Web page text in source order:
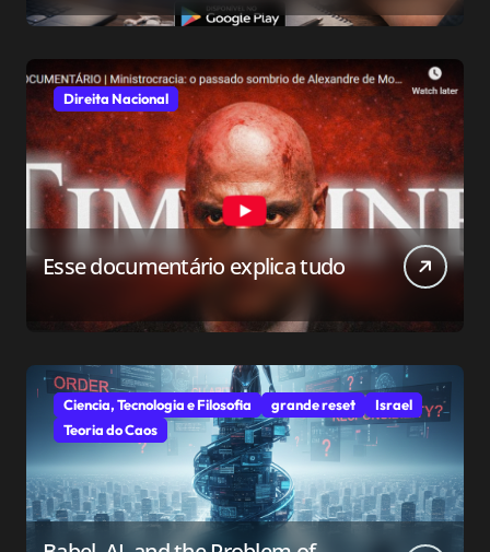
conservador
Direita Nacional
Esse documentário explica tudo
Ciencia, Tecnologia e Filosofia grande reset
Israel
Teoria do Caos